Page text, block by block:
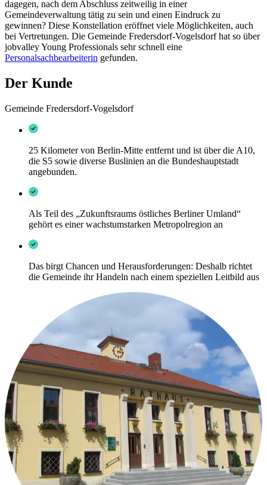
dagegen, nach dem Abschluss zeitweilig in einer
Gemeindeverwaltung tätig zu sein und einen Eindruck zu
gewinnen? Diese Konstellation eröffnet viele Möglichkeiten, auch
bei Vertretungen. Die Gemeinde Fredersdorf-Vogelsdorf hat so über
jobvalley Young Professionals sehr schnell eine
Personalsachbearbeiterin gefunden.
Der Kunde
Gemeinde Fredersdorf-Vogelsdorf
25 Kilometer von Berlin-Mitte entfernt und ist über die A10,
die S5 sowie diverse Buslinien an die Bundeshauptstadt
angebunden.
Als Teil des „Zukunftsraums östliches Berliner Umland“
gehört es einer wachstumstarken Metropolregion an
Das birgt Chancen und Herausforderungen: Deshalb richtet
die Gemeinde ihr Handeln nach einem speziellen Leitbild aus